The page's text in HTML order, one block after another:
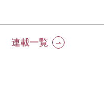
連載一覧